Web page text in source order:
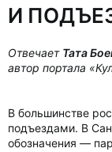
И
Отвечает Тата
автор портала
В большинстве
подъездами. В
обозначения —